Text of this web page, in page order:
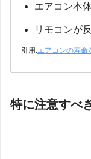
エアコン本
リモコンが
引用:エアコンの寿命
特に注意すべ